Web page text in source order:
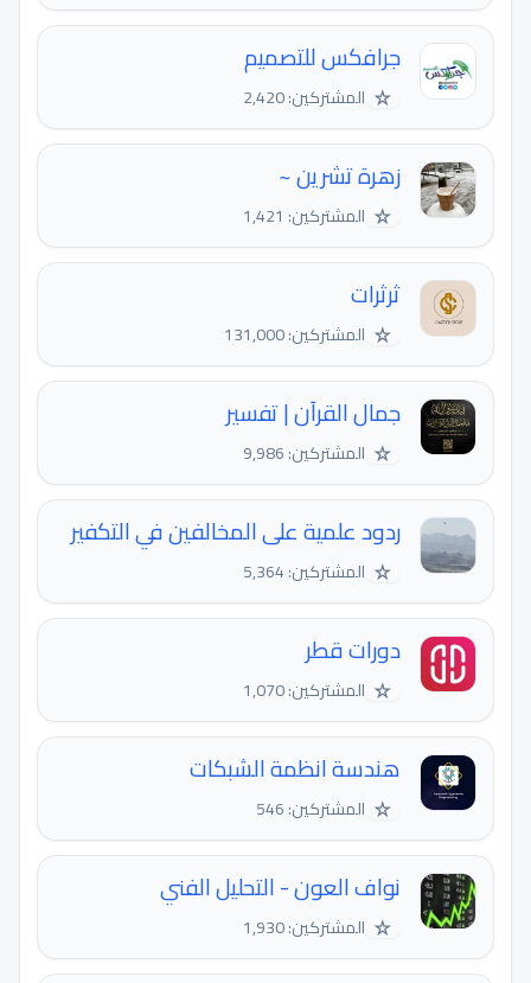
جرافكس للتصميم
☆ المشتركين: 2,420
زهرة تشرين ~
☆ المشتركين: 1,421
ثرثرات
☆ المشتركين: 131,000
جمال القرآن | تفسير
☆ المشتركين: 9,986
ردود علمية على المخالفين في التكفير
☆ المشتركين: 5,364
دورات قطر
☆ المشتركين: 1,070
هندسة انظمة الشبكات
☆ المشتركين: 546
نواف العون - التحليل الفني
☆ المشتركين: 1,930